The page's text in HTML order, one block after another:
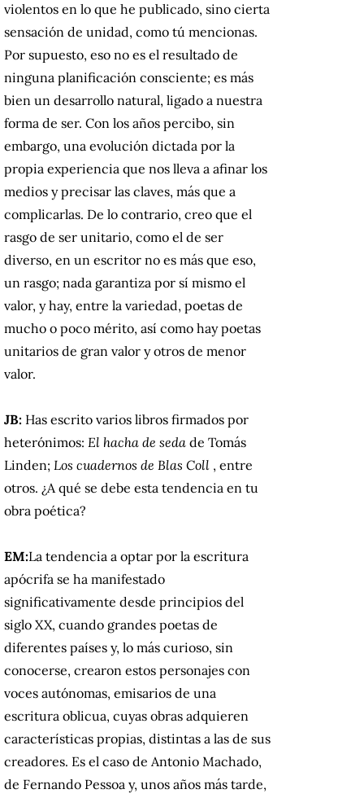
violentos en lo que he publicado, sino cierta
sensación de unidad, como tú mencionas.
Por supuesto, eso no es el resultado de
ninguna planificación consciente; es más
bien un desarrollo natural, ligado a nuestra
forma de ser. Con los años percibo, sin
embargo, una evolución dictada por la
propia experiencia que nos lleva a afinar los
medios y precisar las claves, más que a
complicarlas. De lo contrario, creo que el
rasgo de ser unitario, como el de ser
diverso, en un escritor no es más que eso,
un rasgo; nada garantiza por sí mismo el
valor, y hay, entre la variedad, poetas de
mucho o poco mérito, así como hay poetas
unitarios de gran valor y otros de menor
valor.
JB: Has escrito varios libros firmados por
heterónimos: El hacha de seda de Tomás
Linden; Los cuadernos de Blas Coll , entre
otros. ¿A qué se debe esta tendencia en tu
obra poética?
EM:La tendencia a optar por la escritura
apócrifa se ha manifestado
significativamente desde principios del
siglo XX, cuando grandes poetas de
diferentes países y, lo más curioso, sin
conocerse, crearon estos personajes con
voces autónomas, emisarios de una
escritura oblicua, cuyas obras adquieren
características propias, distintas a las de sus
creadores. Es el caso de Antonio Machado,
de Fernando Pessoa y, unos años más tarde,